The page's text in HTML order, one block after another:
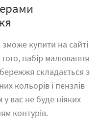
купити на сайті
набір малювання
складається з
кольорів і пензлів
вас не буде ніяких
контурів.